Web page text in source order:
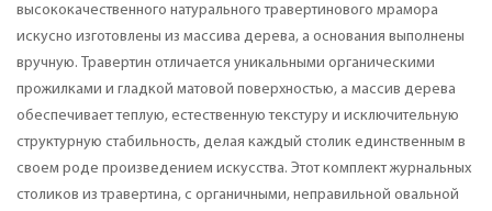
высококачественного натурального травертинового мрамора
искусно изготовлены из массива дерева, а основания выполнены
вручную. Травертин отличается уникальными органическими
прожилками и гладкой матовой поверхностью, а массив дерева
обеспечивает теплую, естественную текстуру и исключительную
структурную стабильность, делая каждый столик единственным в
своем роде произведением искусства. Этот комплект журнальных
столиков из травертина, с органичными, неправильной овальной